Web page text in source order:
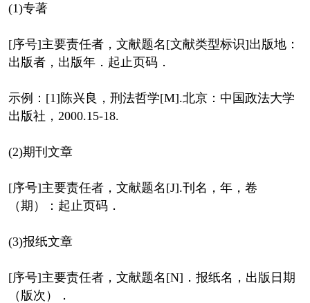
(1)专著
[序号]主要责任者，文献题名[文献类型标识]出版地：
出版者，出版年．起止页码．
示例：[1]陈兴良，刑法哲学[M].北京：中国政法大学
出版社，2000.15-18.
(2)期刊文章
[序号]主要责任者，文献题名[J].刊名，年，卷
（期）：起止页码．
(3)报纸文章
[序号]主要责任者，文献题名[N]．报纸名，出版日期
（版次）．